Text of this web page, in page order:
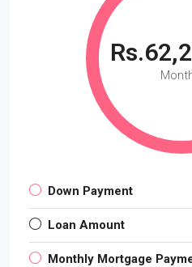
Down Payment
Loan Amount
Monthly Mortgage